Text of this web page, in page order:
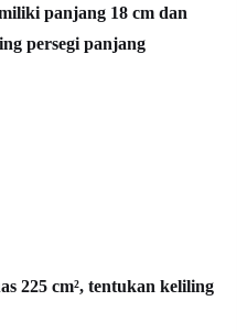
panjang 18 cm dan
persegi panjang
225 cm², tentukan keliling